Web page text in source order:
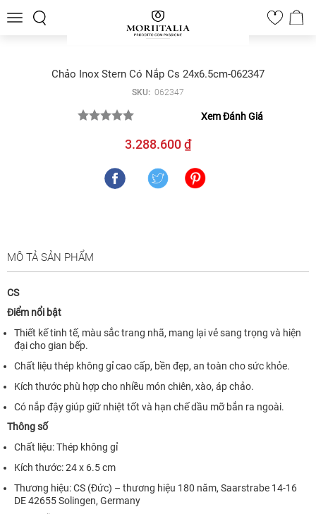
Toggle
0
Chảo Inox Stern Có Nắp Cs 24x6.5cm-062347
SKU: 062347
Xem Đánh Giá
3.288.600 ₫
MÔ TẢ SẢN PHẨM
CS
Điểm nổi bật
Thiết kế tinh tế, màu sắc trang nhã, mang lại vẻ sang trọng và hiện
đại cho gian bếp.
Chất liệu thép không gỉ cao cấp, bền đẹp, an toàn cho sức khỏe.
Kích thước phù hợp cho nhiều món chiên, xào, áp chảo.
Có nắp đậy giúp giữ nhiệt tốt và hạn chế dầu mỡ bắn ra ngoài.
Thông số
Chất liệu: Thép không gỉ
Kích thước: 24 x 6.5 cm
Thương hiệu: CS (Đức) – thương hiệu 180 năm, Saarstrabe 14-16
DE 42655 Solingen, Germany